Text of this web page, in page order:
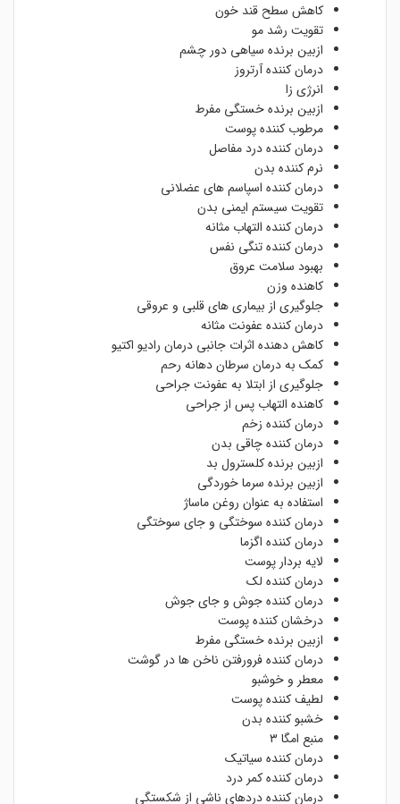
کاهش سطح قند خون
تقویت رشد مو
ازبین برنده سیاهی دور چشم
درمان کننده آرتروز
انرژی زا
ازبین برنده خستگی مفرط
مرطوب کننده پوست
درمان کننده درد مفاصل
نرم کننده بدن
درمان کننده اسپاسم های عضلانی
تقویت سیستم ایمنی بدن
درمان کننده التهاب مثانه
درمان کننده تنگی نفس
بهبود سلامت عروق
کاهنده وزن
جلوگیری از بیماری های قلبی و عروقی
درمان کننده عفونت مثانه
کاهش دهنده اثرات جانبی درمان رادیو اکتیو
کمک به درمان سرطان دهانه رحم
جلوگیری از ابتلا به عفونت جراحی
کاهنده التهاب پس از جراحی
درمان کننده زخم
درمان کننده چاقی بدن
ازبین برنده کلسترول بد
ازبین برنده سرما خوردگی
استفاده به عنوان روغن ماساژ
درمان کننده سوختگی و جای سوختگی
درمان کننده اگزما
لایه بردار پوست
درمان کننده لک
درمان کننده جوش و جای جوش
درخشان کننده پوست
ازبین برنده خستگی مفرط
درمان کننده فرورفتن ناخن ها در گوشت
معطر و خوشبو
لطیف کننده پوست
خشبو کننده بدن
منبع امگا ۳
درمان کننده سیاتیک
درمان کننده کمر درد
درمان کننده دردهای ناشی از شکستگی